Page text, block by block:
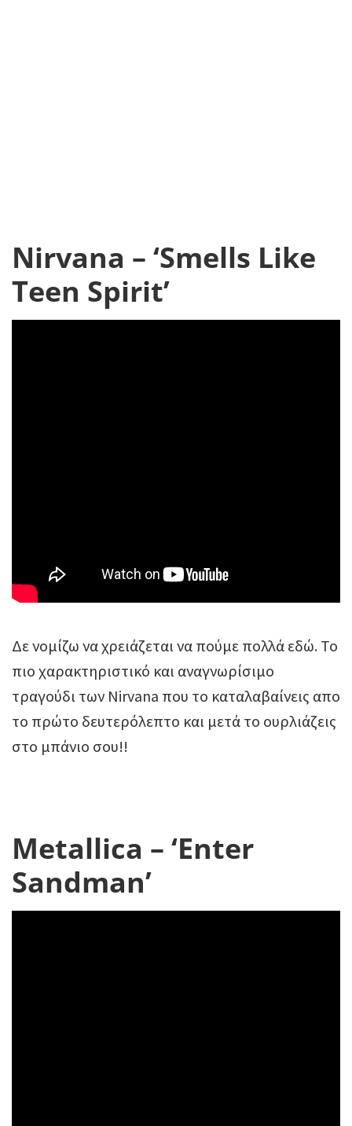
Nirvana – ‘Smells Like
Teen Spirit’
Δε νομίζω να χρειάζεται να πούμε πολλά εδώ. Το
πιο χαρακτηριστικό και αναγνωρίσιμο
τραγούδι των Nirvana που το καταλαβαίνεις απο
το πρώτο δευτερόλεπτο και μετά το ουρλιάζεις
στο μπάνιο σου!!
Metallica – ‘Enter
Sandman’